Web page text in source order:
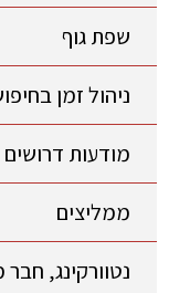
שפת גוף
ניהול זמן
מודעות דרושים
ממליצים
נטוורקינג,